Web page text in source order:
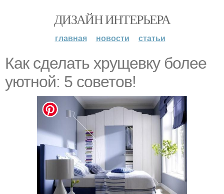
ДИЗАЙН ИНТЕРЬЕРА
главная новости статьи
Как сделать хрущевку более
уютной: 5 советов!